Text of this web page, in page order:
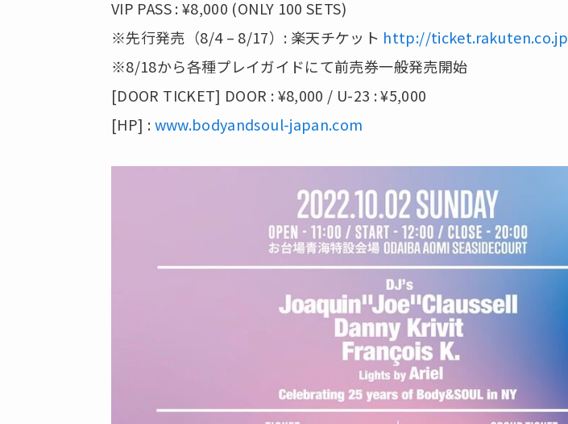
VIP PASS : ¥8,000 (ONLY 100 SETS)
※先行発売（8/4 – 8/17）: 楽天チケット http://ticket.rakuten.co.jp
※8/18から各種プレイガイドにて前売券一般発売開始
[DOOR TICKET] DOOR : ¥8,000 / U-23 : ¥5,000
[HP] :www.bodyandsoul-japan.com